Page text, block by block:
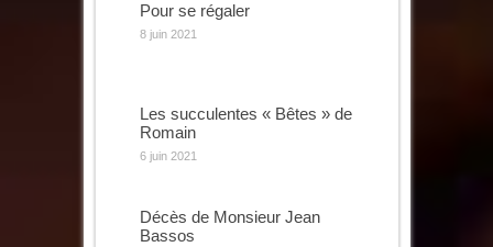
Pour se régaler
8 juin 2021
Les succulentes « Bêtes » de
Romain
6 juin 2021
Décès de Monsieur Jean
Bassos